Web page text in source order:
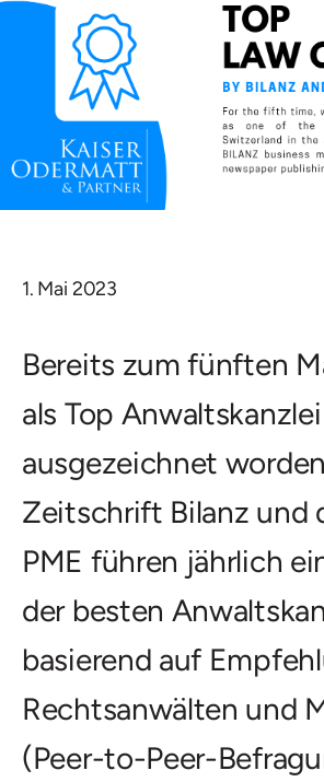
1. Mai 2023
Bereits zum fünften
als Top Anwaltskanzlei
ausgezeichnet
Zeitschrift Bilanz und
PME führen jährlich
der besten
basierend auf
Rechtsanwälten und
(Peer-to-Peer-